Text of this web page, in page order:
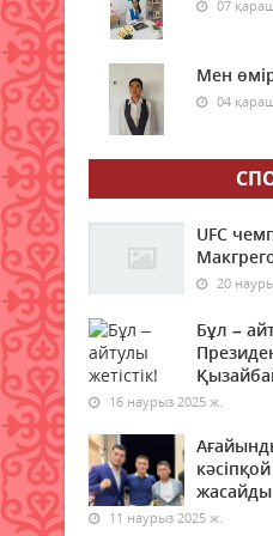
болып туғаныңыз
қалай әсер
08 тамыз 2026 ж.
1 қыркүйектен
көліктерді
салынады?
08 тамыз 2026 ж.
Гранттан қағылған
талапкерлерге
мүмкіндік: 4
бар
08 тамыз 2026 ж.
Азаматтық
болашағының
07
Мен
04
UFC
20
Бұл –
16 наурыз 2025 ж.
жасайды
11 наурыз 2025 ж.